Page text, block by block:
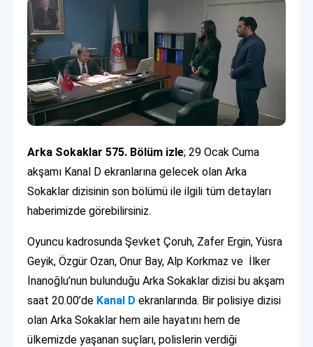
Arka Sokaklar 575. Bölüm izle; 29 Ocak Cuma
akşamı Kanal D ekranlarına gelecek olan Arka
Sokaklar dizisinin son bölümü ile ilgili tüm detayları
haberimizde görebilirsiniz.
Oyuncu kadrosunda Şevket Çoruh, Zafer Ergin, Yüsra
Geyik, Özgür Ozan, Onur Bay, Alp Korkmaz ve İlker
İnanoğlu’nun bulunduğu Arka Sokaklar dizisi bu akşam
saat 20.00’de Kanal D ekranlarında. Bir polisiye dizisi
olan Arka Sokaklar hem aile hayatını hem de
ülkemizde yaşanan suçları, polislerin verdiği